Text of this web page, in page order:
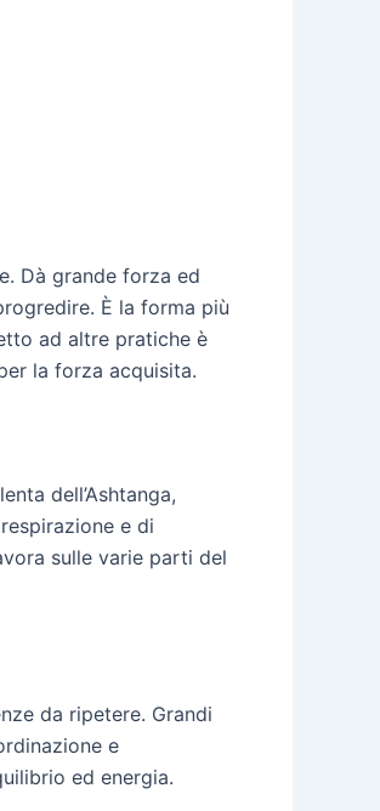
Dà grande forza ed
È la forma più
ad altre pratiche è
la forza acquisita.
dell’Ashtanga,
e di
sulle varie parti del
da ripetere. Grandi
e
ed energia.